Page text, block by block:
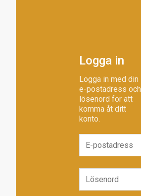
Logga in
Logga in med din
e-postadress och
lösenord för att
komma åt ditt
konto.